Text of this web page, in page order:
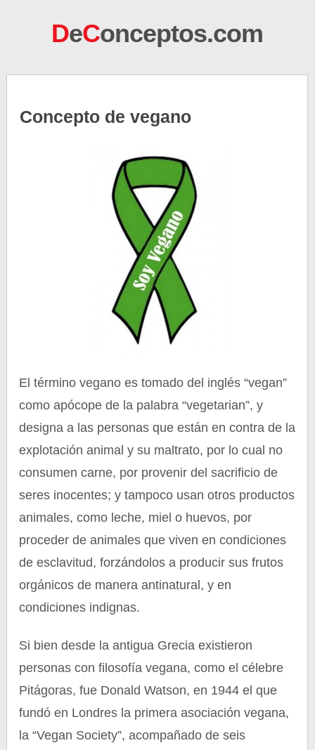
DeConceptos.com
Concepto de vegano
El término vegano es tomado del inglés “vegan”
como apócope de la palabra “vegetarian”, y
designa a las personas que están en contra de la
explotación animal y su maltrato, por lo cual no
consumen carne, por provenir del sacrificio de
seres inocentes; y tampoco usan otros productos
animales, como leche, miel o huevos, por
proceder de animales que viven en condiciones
de esclavitud, forzándolos a producir sus frutos
orgánicos de manera antinatural, y en
condiciones indignas.
Si bien desde la antigua Grecia existieron
personas con filosofía vegana, como el célebre
Pitágoras, fue Donald Watson, en 1944 el que
fundó en Londres la primera asociación vegana,
la “Vegan Society”, acompañado de seis